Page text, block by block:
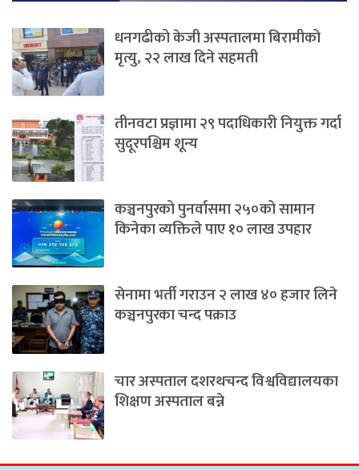
धनगढीको केजी अस्पतालमा बिरामीको
मृत्यु, २२ लाख दिने सहमती
तीनवटा प्रज्ञामा २९ पदाधिकारी नियुक्त गर्दा
सुदूरपश्चिम शून्य
कञ्चनपुरको पुनर्वासमा २५०को सामान
किनेका व्यक्तिले पाए १० लाख उपहार
सेनामा भर्ती गराउन २ लाख ४० हजार लिने
कञ्चनपुरका चन्द पक्राउ
चार अस्पताल दशरथचन्द विश्वविद्यालयका
शिक्षण अस्पताल बन्ने